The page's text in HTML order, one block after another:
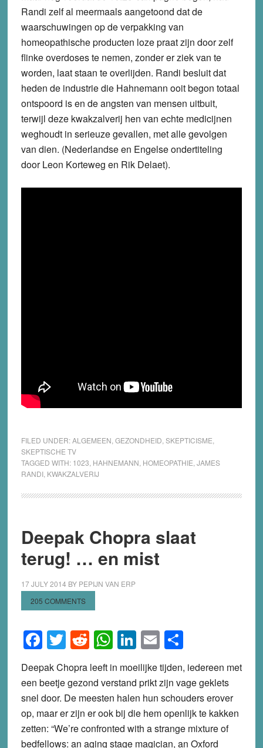
Randi zelf al meermaals aangetoond dat de
waarschuwingen op de verpakking van
homeopathische producten loze praat zijn door zelf
flinke overdoses te nemen, zonder er ziek van te
worden, laat staan te overlijden. Randi besluit dat
heden de industrie die Hahnemann ooit begon totaal
ontspoord is en de angsten van mensen uitbuit,
terwijl deze kwakzalverij hen van echte medicijnen
weghoudt in serieuze gevallen, met alle gevolgen
van dien. (Nederlandse en Engelse ondertiteling
door Leon Korteweg en Rik Delaet).
FILED UNDER:ALGEMEEN GEZONDHEID SKEPTICISME
SKEPTISCHE TV
TAGGED WITH: 1023 HAHNEMANN HOMEOPATHIE JAMES
RANDI, KWAKZALVERIJ
Deepak Chopra slaat
terug! … en mist
17 JULY 2014 BY PEPIJN VAN ERP
205 COMMENTS
Facebook
Twitter
Reddit
WhatsApp
LinkedIn
EmailShare
Deepak Chopra leeft in moeilijke tijden, iedereen met
een beetje gezond verstand prikt zijn vage geklets
snel door. De meesten halen hun schouders erover
op, maar er zijn er ook bij die hem openlijk te kakken
zetten: “We’re confronted with a strange mixture of
bedfellows: an aging stage magician, an Oxford